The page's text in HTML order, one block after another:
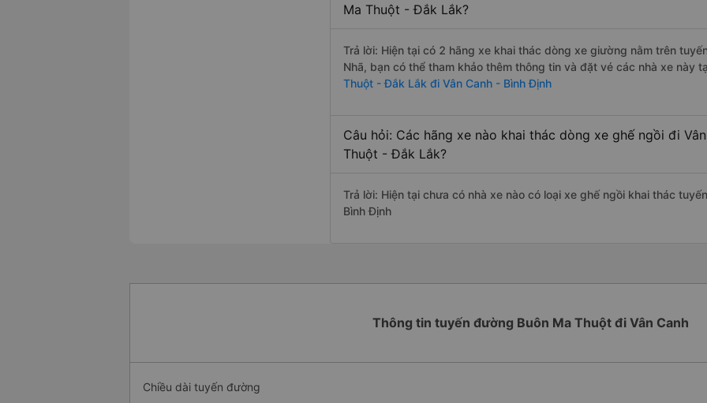
Ma Thuột - Đắk Lắk?
Trả lời: Hiện tại có 2 hãng xe khai thác dòng xe giường nằm trên
Nhã, bạn có thể tham khảo thêm thông tin và đặt vé các nhà xe này
Thuột - Đắk Lắk đi Vân Canh - Bình Định
Câu hỏi: Các hãng xe nào khai thác dòng xe ghế ngồi đi
Thuột - Đắk Lắk?
Trả lời: Hiện tại chưa có nhà xe nào có loại xe ghế ngồi khai thác
Bình Định
Thông tin tuyến đường Buôn Ma Thuột đi Vân Canh
Chiều dài tuyến đường